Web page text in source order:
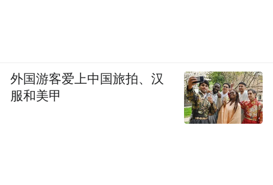
外国游客爱上中国旅拍、汉
服和美甲